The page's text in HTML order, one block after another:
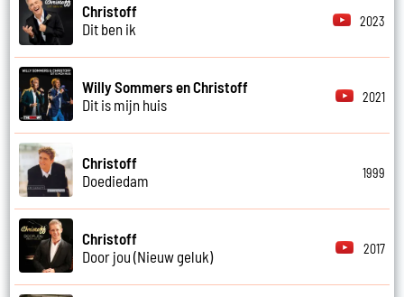
Christoff
Dit ben ik
2023
Willy Sommers en Christoff
Dit is mijn huis
2021
Christoff
Doediedam
1999
Christoff
Door jou (Nieuw geluk)
2017